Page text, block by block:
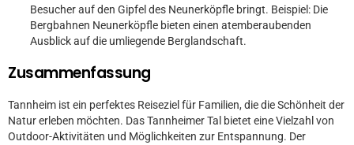
Besucher auf den Gipfel des Neunerköpfle bringt. Beispiel: Die
Bergbahnen Neunerköpfle bieten einen atemberaubenden
Ausblick auf die umliegende Berglandschaft.
Zusammenfassung
Tannheim ist ein perfektes Reiseziel für Familien, die die Schönheit der
Natur erleben möchten. Das Tannheimer Tal bietet eine Vielzahl von
Outdoor-Aktivitäten und Möglichkeiten zur Entspannung. Der